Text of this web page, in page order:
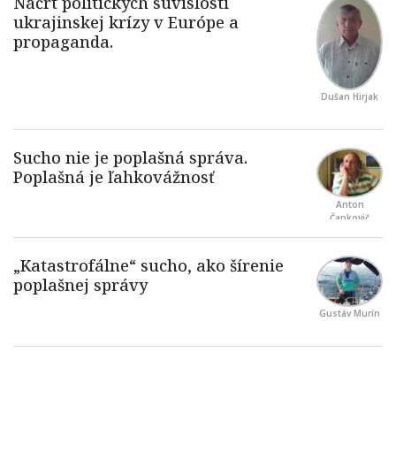
Dušan Hirjak
Anton
Čapkovič
Gustáv Murín